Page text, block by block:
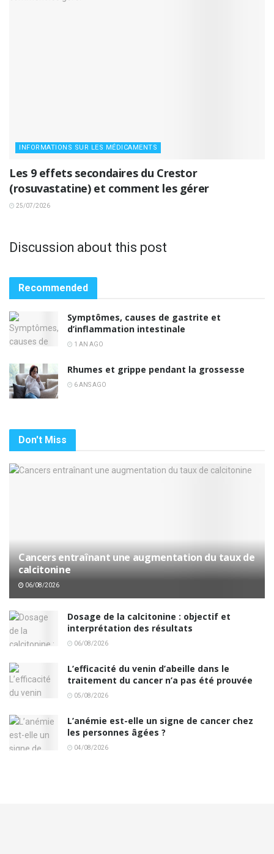
INFORMATIONS SUR LES MÉDICAMENTS
Les 9 effets secondaires du Crestor
(rosuvastatine) et comment les gérer
25/07/2026
Discussion about this post
Recommended
Symptômes, causes de gastrite et
d’inflammation intestinale
1 AN AGO
Rhumes et grippe pendant la grossesse
6 ANS AGO
Don't Miss
Cancers entraînant une augmentation du taux de
calcitonine
06/08/2026
Dosage de la calcitonine : objectif et
interprétation des résultats
06/08/2026
L’efficacité du venin d’abeille dans le
traitement du cancer n’a pas été prouvée
05/08/2026
L’anémie est-elle un signe de cancer chez
les personnes âgées ?
04/08/2026